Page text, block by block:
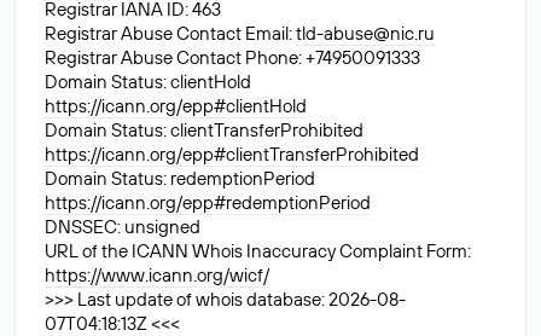
Registrar IANA ID: 463
Registrar Abuse Contact Email:tld-abuse@nic.ru
Registrar Abuse Contact Phone: +74950091333
Domain Status: clientHold
https://icann.org/epp#clientHold
Domain Status: clientTransferProhibited
https://icann.org/epp#clientTransferProhibited
Domain Status: redemptionPeriod
https://icann.org/epp#redemptionPeriod
DNSSEC: unsigned
URL of the ICANN Whois Inaccuracy Complaint Form:
https://www.icann.org/wicf/
>>> Last update of whois database: 2026-08-
07T04:18:13Z <<<